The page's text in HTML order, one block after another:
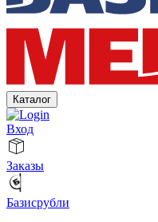
Каталог
Вход
Заказы
Базисрубли